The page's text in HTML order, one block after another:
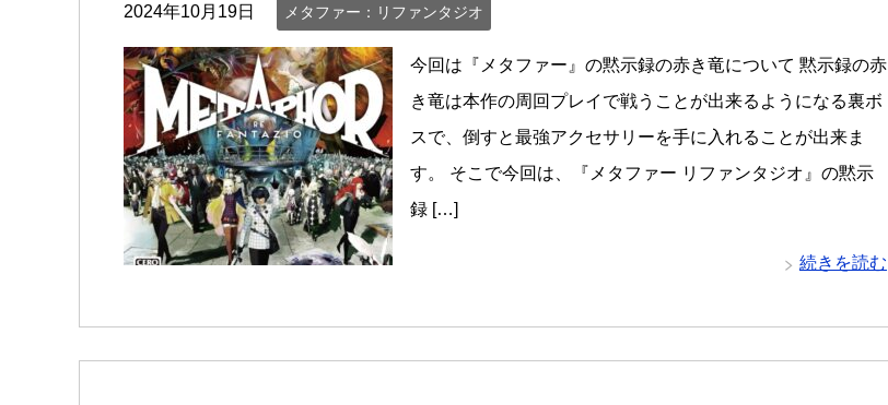
2024年10月19日 メタファー：リファンタジオ
今回は『メタファー』の黙示録の赤き竜について 黙示録の赤
き竜は本作の周回プレイで戦うことが出来るようになる裏ボ
スで、倒すと最強アクセサリーを手に入れることが出来ま
す。 そこで今回は、『メタファー リファンタジオ』の黙示
録 […]
続きを読む